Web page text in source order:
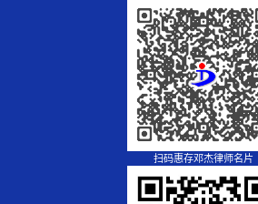
扫码惠存邓杰律师名片